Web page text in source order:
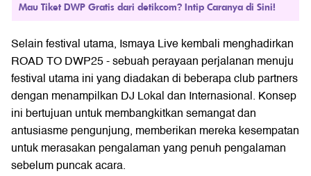
Mau Tiket DWP Gratis dari detikcom? Intip Caranya di Sini!
Selain festival utama, Ismaya Live kembali menghadirkan
ROAD TO DWP25 - sebuah perayaan perjalanan menuju
festival utama ini yang diadakan di beberapa club partners
dengan menampilkan DJ Lokal dan Internasional. Konsep
ini bertujuan untuk membangkitkan semangat dan
antusiasme pengunjung, memberikan mereka kesempatan
untuk merasakan pengalaman yang penuh pengalaman
sebelum puncak acara.